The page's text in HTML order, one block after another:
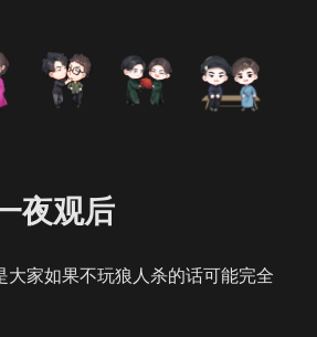
夜观后
大家如果不玩狼人杀的话可能完全